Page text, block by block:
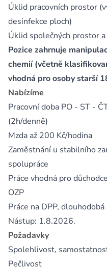
Úklid pracovních prostor
desinfekce ploch)
Úklid společných prostor
Pozice zahrnuje
chemií (včetně
vhodná pro osoby starší
Nabízíme
Pracovní doba PO - ST -
(2h/denně)
Mzda až 200 Kč/hodina
Zaměstnání u stabilního
spolupráce
Práce vhodná pro
OZP
Práce na DPP,
Nástup: 1.8.2026.
Požadavky
Spolehlivost,
Pečlivost